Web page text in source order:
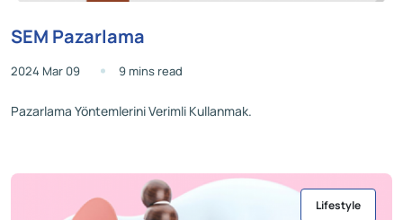
SEM Pazarlama
2024 Mar 09 9 mins read
Pazarlama Yöntemlerini Verimli Kullanmak.
Lifestyle